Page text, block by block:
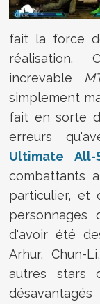
fait la force
réalisation.
increvable
simplement
fait en sorte
erreurs
Ultimate All-
combattants
particulier, et
personnages
d'avoir été
Arhur, Chun-
autres stars